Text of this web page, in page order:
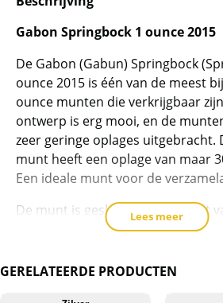
aantal
Gabon Springbock 1 ounce 2015
De Gabon (Gabun) Springbock
ounce 2015 is één van de meest
ounce munten die verkrijgbaar
ontwerp is erg mooi, en de
zeer geringe oplages uitgebracht.
munt heeft een oplage van maar
Een ideale munt voor de
De munt is geslagen in opdracht
Gabon is land in Afrika, en ligt in
Equatoriaal Genia in).
De munten wegen 1 troy ounce =
Lees meer
GERELATEERDE PRODUCTEN